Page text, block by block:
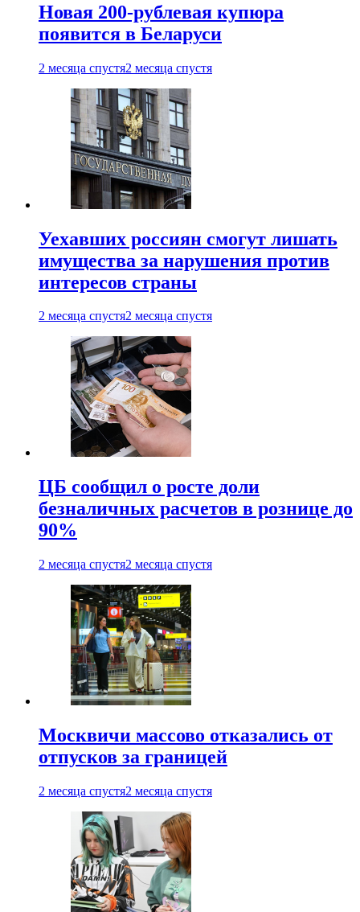
Новая 200-рублевая купюра
появится в Беларуси
2 месяца спустя2 месяца спустя
Уехавших россиян смогут лишать
имущества за нарушения против
интересов страны
2 месяца спустя2 месяца спустя
ЦБ сообщил о росте доли
безналичных расчетов в рознице до
90%
2 месяца спустя2 месяца спустя
Москвичи массово отказались от
отпусков за границей
2 месяца спустя2 месяца спустя